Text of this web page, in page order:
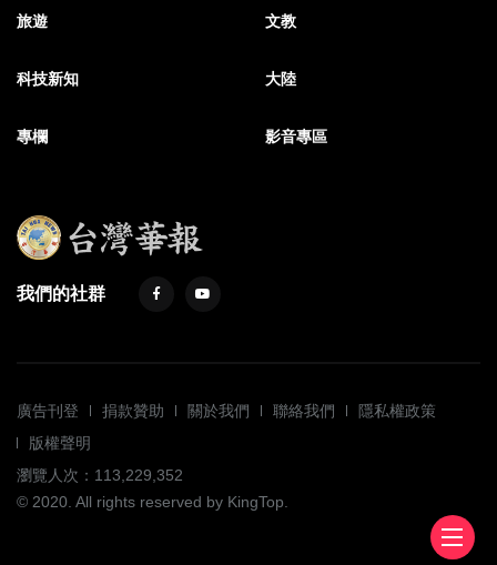
旅遊 文教
科技新知 大陸
專欄 影音專區
我們的社群
廣告刊登 捐款贊助 關於我們 聯絡我們
隱私權政策
版權聲明
瀏覽人次：113,229,352
© 2020. All rights reserved by KingTop.